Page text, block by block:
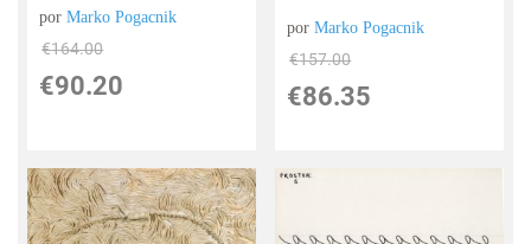
porMarko Pogacnik
€164.00
€90.20
porMarko Pogacnik
€157.00
€86.35